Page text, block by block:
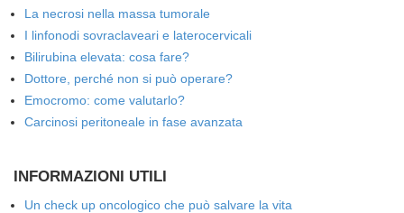
La necrosi nella massa tumorale
I linfonodi sovraclaveari e laterocervicali
Bilirubina elevata: cosa fare?
Dottore, perché non si può operare?
Emocromo: come valutarlo?
Carcinosi peritoneale in fase avanzata
INFORMAZIONI UTILI
Un check up oncologico che può salvare la vita